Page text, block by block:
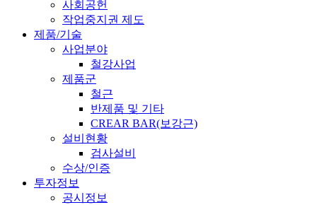
사회공헌
작업중지권 제도
제품/기술
사업분야
철강사업
제품군
철근
반제품 및 기타
CREAR BAR(보강근)
설비현황
검사설비
수상/인증
투자정보
공시정보